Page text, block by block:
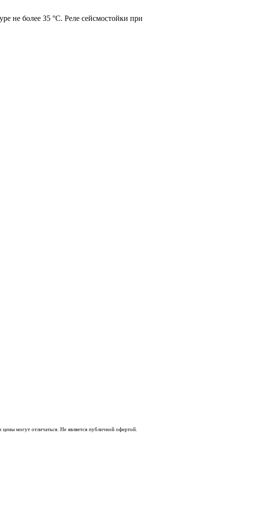
не более 35 °С. Реле сейсмостойки при
могут отличаться. Не является публичной офертой.